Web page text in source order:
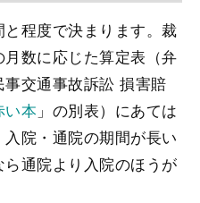
程度で決まります。裁
数に応じた算定表（弁
交通事故訴訟 損害賠
い本 」の別表）にあては
院・通院の期間が長い
通院より入院のほうが